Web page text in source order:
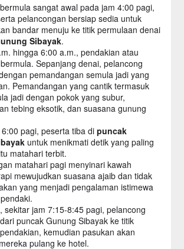
sangat awal pada jam 4:00 pagi,
pelancongan bersiap sedia untuk
bandar menuju ke titik permulaan denai
Sibayak.
hingga 6:00 a.m., pendakian atau
Sepanjang denai, pelancong
pemandangan semula jadi yang
Pemandangan yang cantik termasuk
jadi dengan pokok yang subur,
tebing eksotik, dan suasana gunung
pagi, peserta tiba di puncak
untuk menikmati detik yang paling
matahari terbit.
matahari pagi menyinari kawah
mewujudkan suasana ajaib dan tidak
yang menjadi pengalaman istimewa
sekitar jam 7:15-8:45 pagi, pelancong
puncak Gunung Sibayak ke titik
kemudian pasukan akan
pulang ke hotel.